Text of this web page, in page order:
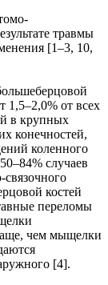
травмы
[1–3, 10,
1,5–2,0% от всех
в крупных
конечностей,
коленного
случаев
костей
переломы
чем мыщелки
[4].